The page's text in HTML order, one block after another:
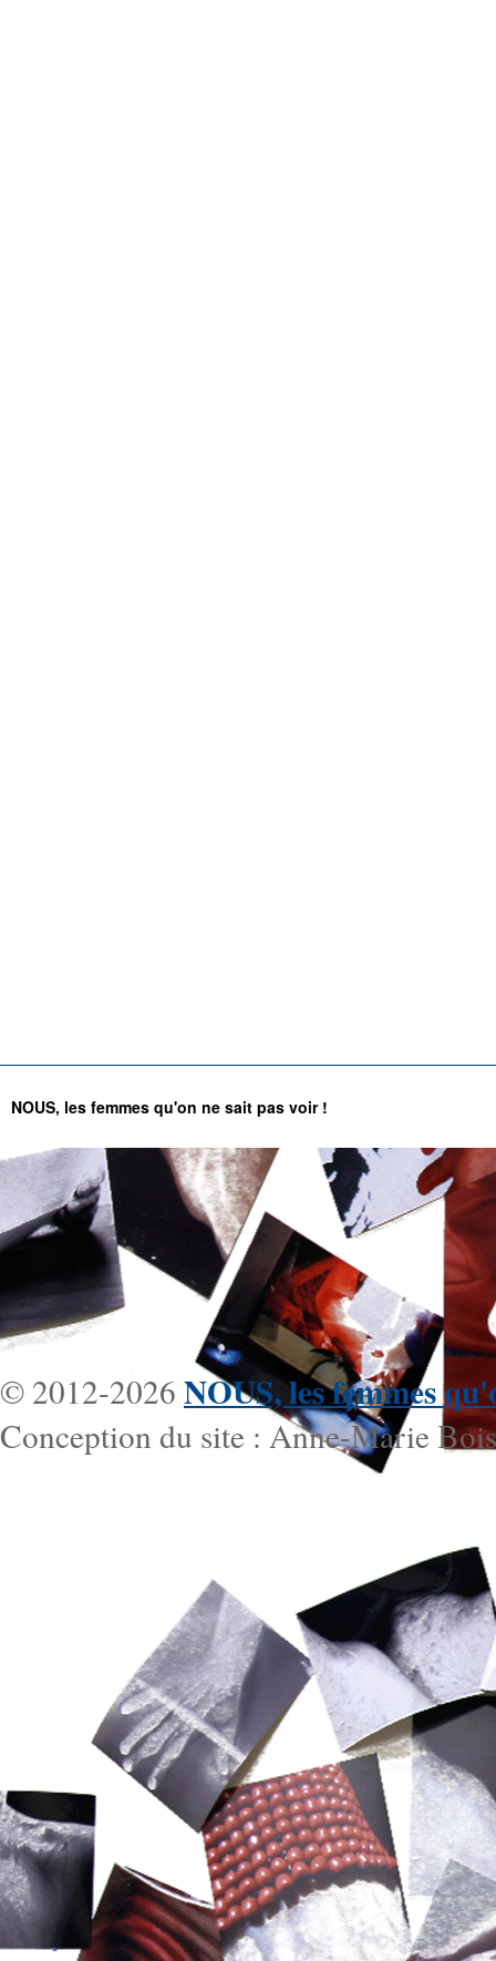
NOUS, les femmes qu'on ne sait pas voir !
© 2012-2026 NOUS, les femmes
Conception du site : Anne-Marie